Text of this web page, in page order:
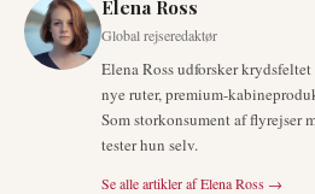
Elena Ross
Global rejseredaktør
Elena Ross udforsker
nye ruter, premium-
Som storkonsument af flyrejser
tester hun selv.
Se alle artikler afElena Ross →